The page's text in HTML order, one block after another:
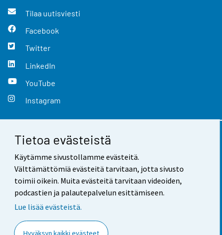
Tietoa evästeistä
Käytämme sivustollamme evästeitä.
Välttämättömiä evästeitä tarvitaan, jotta sivusto
toimii oikein. Muita evästeitä tarvitaan videoiden,
podcastien ja palautepalvelun esittämiseen.
Lue lisää evästeistä.
Hyväksyn kaikki evästeet
Tilaa uutisviesti
Facebook
Twitter
LinkedIn
YouTube
Instagram
Yhteystiedot
Palaute
Käyttöehdot
Saavutettavuus